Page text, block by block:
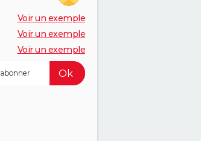
Voir un exemple
Voir un exemple
Voir un exemple